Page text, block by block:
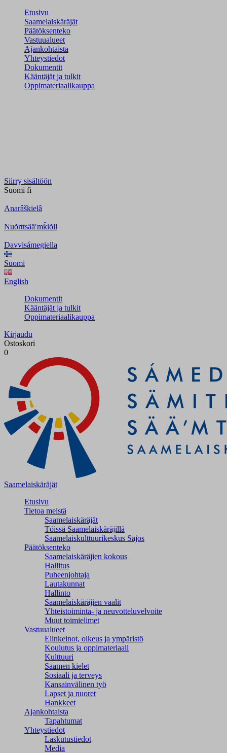
Etusivu
Saamelaiskäräjät
Päätöksenteko
Vastuualueet
Ajankohtaista
Yhteystiedot
Dokumentit
Kääntäjät ja tulkit
Oppimateriaalikauppa
Siirry sisältöön
Suomi fi
Anarâškielâ
Nuõrttsääʹmǩiõll
Davvisámegiella
Suomi
English
Dokumentit
Kääntäjät ja tulkit
Oppimateriaalikauppa
Kirjaudu
Ostoskori
0
Saamelaiskäräjät
Etusivu
Tietoa meistä
Saamelaiskäräjät
Töissä Saamelaiskäräjillä
Saamelaiskulttuuri­keskus Sajos
Päätöksenteko
Saamelaiskäräjien kokous
Hallitus
Puheenjohtaja
Lautakunnat
Hallinto
Saamelaiskäräjien vaalit
Yhteistoiminta- ja neuvotteluvelvoite
Muut toimielimet
Vastuualueet
Elinkeinot, oikeus ja ympäristö
Koulutus ja oppimateriaali
Kulttuuri
Saamen kielet
Sosiaali ja terveys
Kansainvälinen työ
Lapset ja nuoret
Hankkeet
Ajankohtaista
Tapahtumat
Yhteystiedot
Laskutustiedot
Media